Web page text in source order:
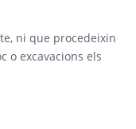
ni que procedeixin
o excavacions els